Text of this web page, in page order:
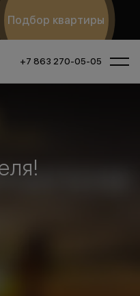
Подбор квартиры
+7 863 270-05-05